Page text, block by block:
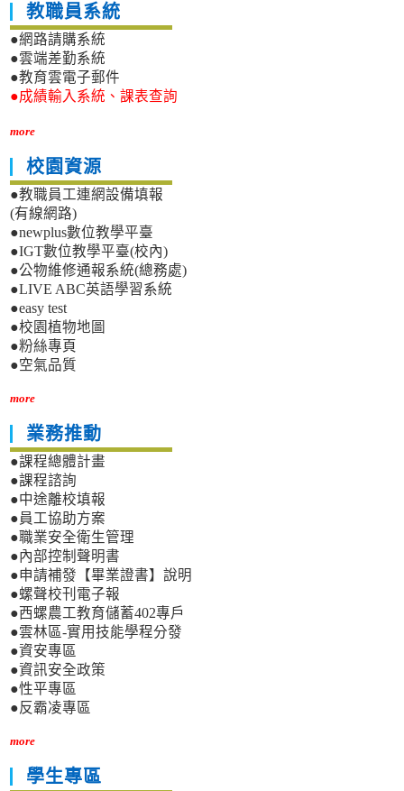
教職員系統
●網路請購系統
●雲端差勤系統
●教育雲電子郵件
●成績輸入系統、課表查詢
more
校園資源
●教職員工連網設備填報
(有線網路)
●newplus數位教學平臺
●IGT數位教學平臺(校內)
●公物維修通報系統(總務處)
●LIVE ABC英語學習系統
●easy test
●校園植物地圖
●粉絲專頁
●空氣品質
more
業務推動
●課程總體計畫
●課程諮詢
●中途離校填報
●員工協助方案
●職業安全衛生管理
●內部控制聲明書
●申請補發【畢業證書】說明
●螺聲校刊電子報
●西螺農工教育儲蓄402專戶
●雲林區-實用技能學程分發
●資安專區
●資訊安全政策
●性平專區
●反霸凌專區
more
學生專區